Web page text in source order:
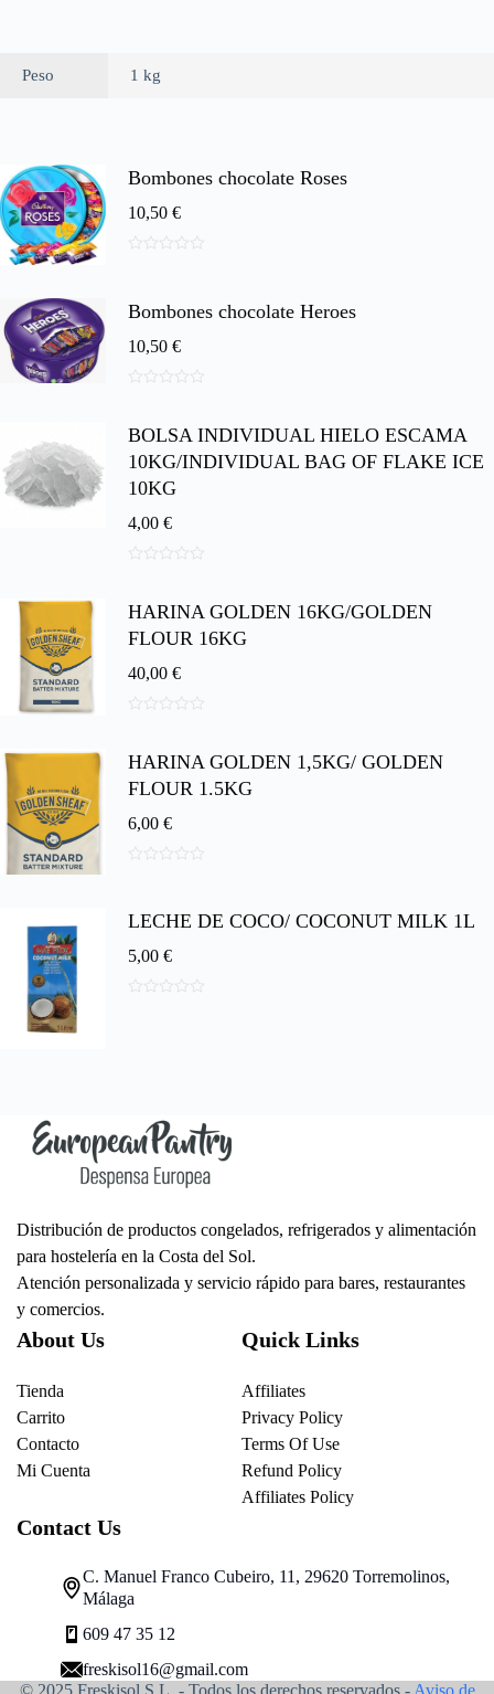
Peso 1 kg
Bombones chocolate Roses
10,50 €
5
Bombones chocolate Heroes
10,50 €
e
BOLSA INDIVIDUAL HIELO ESCAMA
10KG/INDIVIDUAL BAG OF FLAKE ICE
10KG
4,00 €
e
HARINA GOLDEN 16KG/GOLDEN
FLOUR 16KG
40,00 €
e
HARINA GOLDEN 1,5KG/ GOLDEN
FLOUR 1.5KG
6,00 €
5
LECHE DE COCO/ COCONUT MILK 1L
5,00 €
Distribución de productos congelados, refrigerados y alimentación
para hostelería en la Costa del Sol.
Atención personalizada y servicio rápido para bares, restaurantes
y comercios.
About Us
Tienda
Carrito
Contacto
Mi Cuenta
Quick Links
Affiliates
Privacy Policy
Terms Of Use
Refund Policy
Affiliates Policy
Contact Us
C. Manuel Franco Cubeiro, 11, 29620 Torremolinos,
Málaga
609 47 35 12
freskisol16@gmail.com
© 2025 Freskisol S.L. - Todos los derechos reservados.- Aviso de